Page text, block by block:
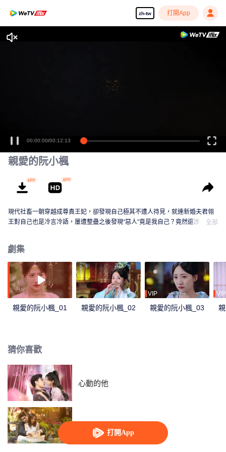
zh-tw 打開App
打開App
00:00:00/00:12:13
親愛的阮小楓
現代社畜一朝穿越成尊貴王妃，卻發現自己極其不遭人待見，就連新婚夫君翎
王對自己也是冷言冷語，屢遭整蠱之後發現“惡人”竟是我自己？竟然還涉嫌翎王
全部
劇集
親愛的阮小楓_01 親愛的阮小楓_02
VIP
親愛的阮小楓_03
VIP
猜你喜歡
心動的他